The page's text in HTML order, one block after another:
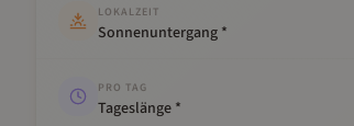
LOKALZEIT
Sonnenuntergang *
PRO TAG
Tageslänge *